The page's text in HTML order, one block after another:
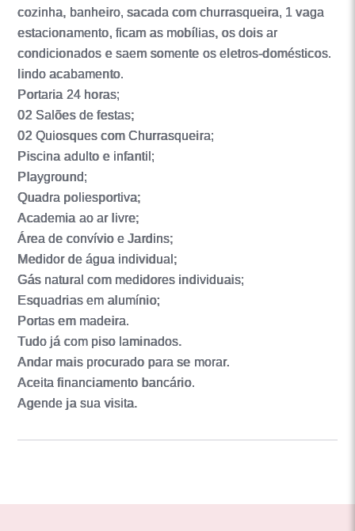
cozinha, banheiro, sacada com churrasqueira, 1 vaga
estacionamento, ficam as mobílias, os dois ar
condicionados e saem somente os eletros-domésticos.
lindo acabamento.
Portaria 24 horas;
02 Salões de festas;
02 Quiosques com Churrasqueira;
Piscina adulto e infantil;
Playground;
Quadra poliesportiva;
Academia ao ar livre;
Área de convívio e Jardins;
Medidor de água individual;
Gás natural com medidores individuais;
Esquadrias em alumínio;
Portas em madeira.
Tudo já com piso laminados.
Andar mais procurado para se morar.
Aceita financiamento bancário.
Agende ja sua visita.